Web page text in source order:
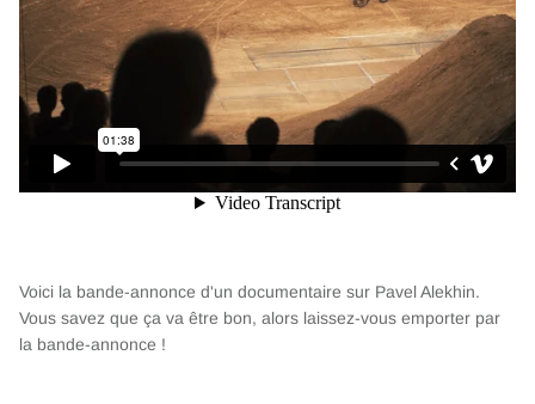
Voici la bande-annonce d'un documentaire sur Pavel Alekhin.
Vous savez que ça va être bon, alors laissez-vous emporter par
la bande-annonce !